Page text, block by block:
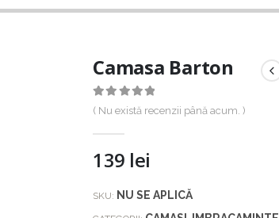
Camasa Barton
0out of 5
( Nu există recenzii până acum. )
139 lei
SKU: NU SE APLICĂ